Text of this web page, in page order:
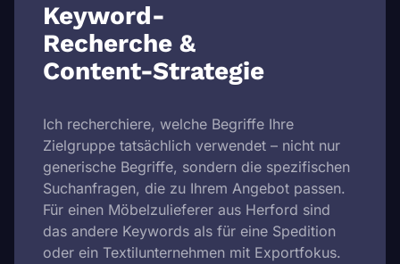
Keyword-
Recherche &
Content-Strategie
Ich recherchiere, welche Begriffe Ihre
Zielgruppe tatsächlich verwendet – nicht nur
generische Begriffe, sondern die spezifischen
Suchanfragen, die zu Ihrem Angebot passen.
Für einen Möbelzulieferer aus Herford sind
das andere Keywords als für eine Spedition
oder ein Textilunternehmen mit Exportfokus.